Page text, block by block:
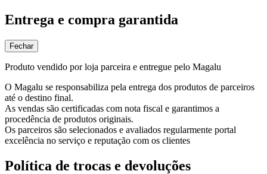
Entrega e compra garantida
Fechar
Produto vendido por loja parceira e entregue pelo Magalu
O Magalu se responsabiliza pela entrega dos produtos de parceiros
até o destino final.
As vendas são certificadas com nota fiscal e garantimos a
procedência de produtos originais.
Os parceiros são selecionados e avaliados regularmente portal
excelência no serviço e reputação com os clientes
Política de trocas e devoluções